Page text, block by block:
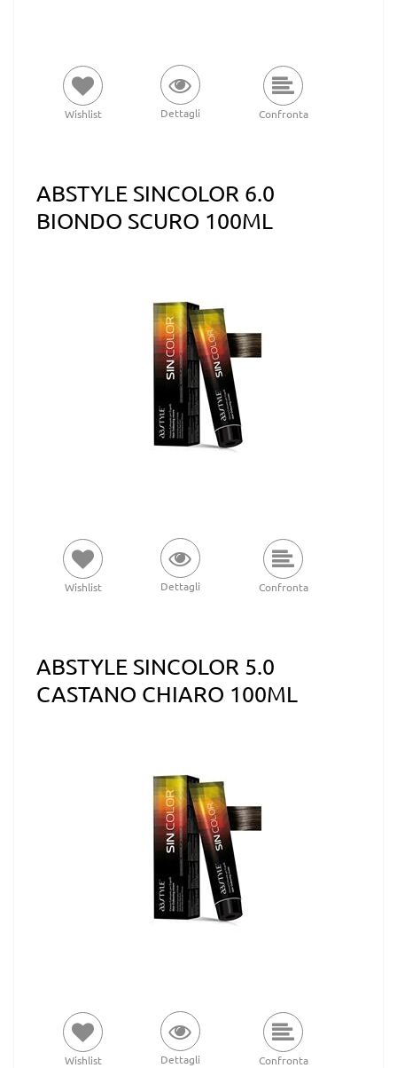
Wishlist Dettagli Confronta
ABSTYLE SINCOLOR 6.0
BIONDO SCURO 100ML
Wishlist Dettagli Confronta
ABSTYLE SINCOLOR 5.0
CASTANO CHIARO 100ML
Wishlist Dettagli Confronta